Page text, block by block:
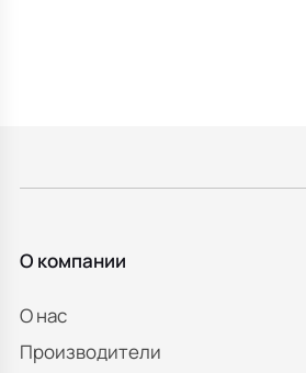
О компании
О нас
Производители